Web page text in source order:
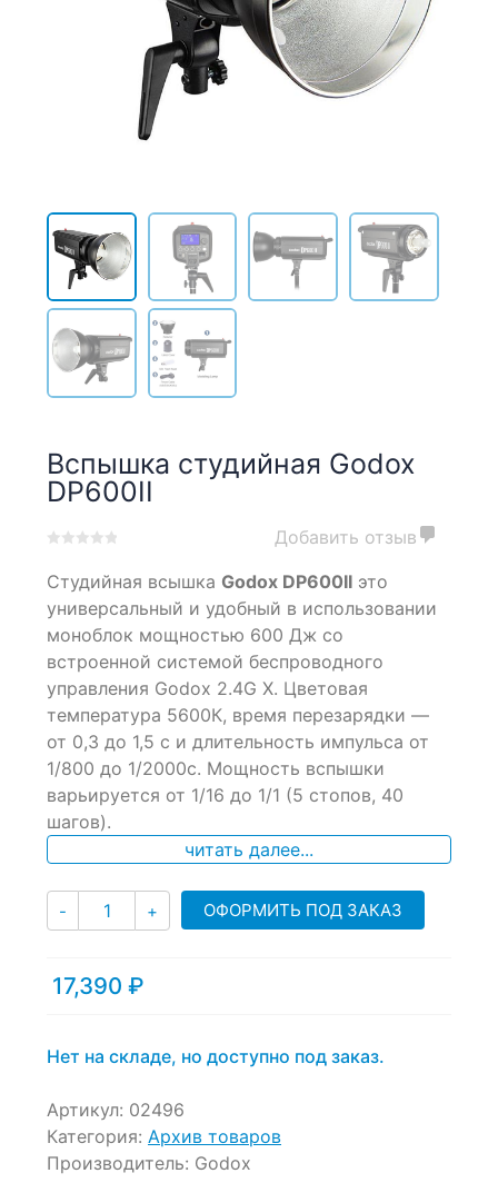
Вспышка студийная Godox
DP600II
out
based
on
customer
ratings
Добавить отзыв
Студийная всышка Godox DP600II это
универсальный и удобный в использовании
моноблок мощностью 600 Дж со
встроенной системой беспроводного
управления Godox 2.4G X. Цветовая
температура 5600К, время перезарядки —
от 0,3 до 1,5 с и длительность импульса от
1/800 до 1/2000с. Мощность вспышки
варьируется от 1/16 до 1/1 (5 стопов, 40
шагов).
читать далее...
- Количество
+ ОФОРМИТЬ ПОД ЗАКАЗ
17,390 ₽
Нет на складе, но доступно под заказ.
Артикул: 02496
Категория: Архив товаров
Производитель: Godox